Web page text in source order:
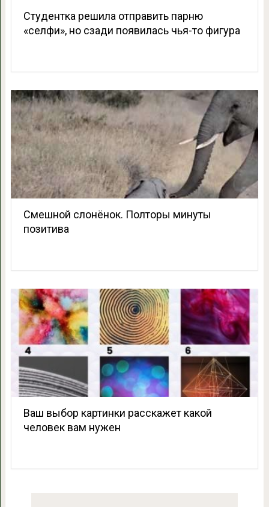
Студентка решила отправить парню
«селфи», но сзади появилась чья-то фигура
Смешной слонёнок. Полторы минуты
позитива
Ваш выбор картинки расскажет какой
человек вам нужен